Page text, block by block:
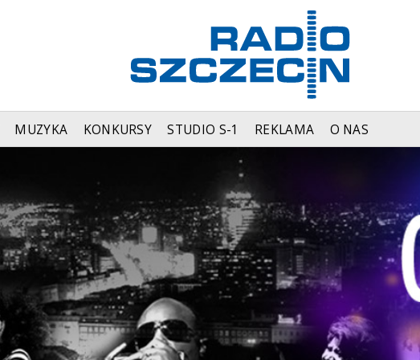
MUZYKA KONKURSY STUDIO S-1 REKLAMA O NAS